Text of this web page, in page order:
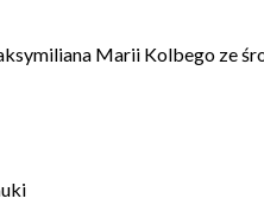
Marii Kolbego ze